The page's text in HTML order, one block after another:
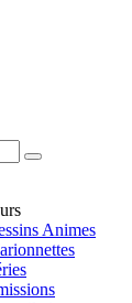
Animes